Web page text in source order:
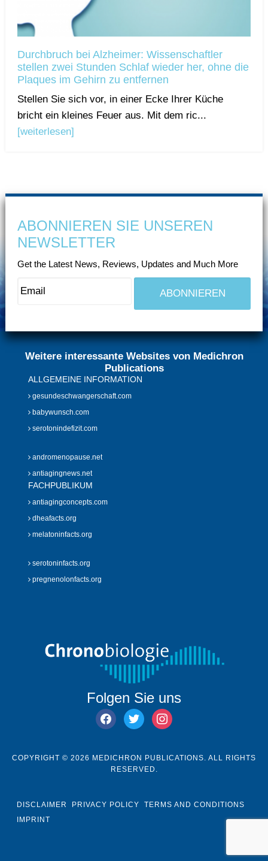
Durchbruch bei Alzheimer: Wissenschaftler
stellen zwei Stunden Schlaf wieder her, ohne die
Plaques im Gehirn zu entfernen
Stellen Sie sich vor, in einer Ecke Ihrer Küche
bricht ein kleines Feuer aus. Mit dem ric...
[weiterlesen]
ABONNIEREN SIE UNSEREN
NEWSLETTER
Get the Latest News, Reviews, Updates and Much More
Weitere interessante Websites von Medichron
Publications
ALLGEMEINE INFORMATION
gesundeschwangerschaft.com
babywunsch.com
serotonindefizit.com
andromenopause.net
antiagingnews.net
FACHPUBLIKUM
antiagingconcepts.com
dheafacts.org
melatoninfacts.org
serotoninfacts.org
pregnenolonfacts.org
Folgen Sie uns
facebook
twitter instagram
COPYRIGHT © 2026 MEDICHRON PUBLICATIONS. ALL RIGHTS
RESERVED.
DISCLAIMER PRIVACY POLICY
TERMS AND CONDITIONS
IMPRINT